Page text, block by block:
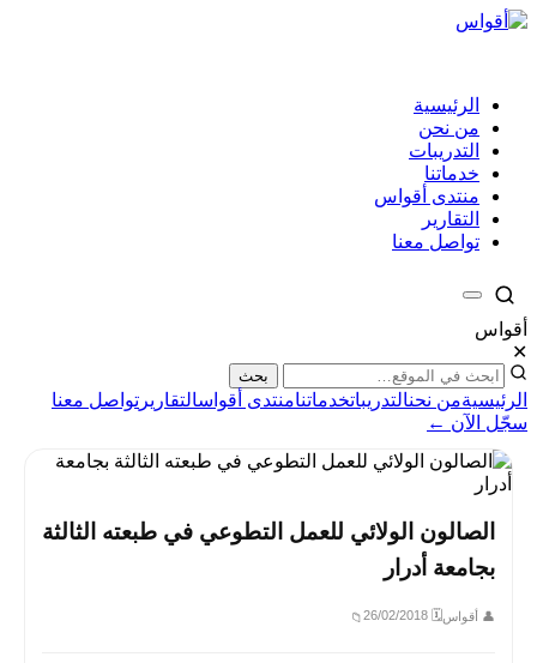
الرئيسية
من نحن
التدريبات
خدماتنا
منتدى أقواس
التقارير
تواصل معنا
أقواس
✕
بحث
الرئيسيةمن نحنالتدريباتخدماتنامنتدى أقواسالتقارير تواصل معنا
سجّل الآن ←
الصالون الولائي للعمل التطوعي في طبعته الثالثة
بجامعة أدرار
👤 أقواس🗓 26/02/2018
📁